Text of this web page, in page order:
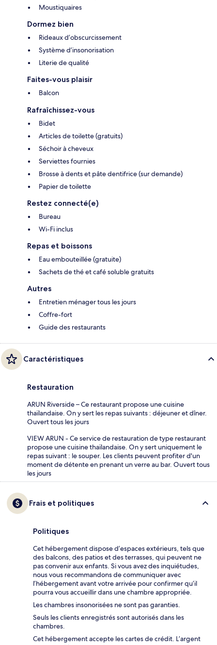
Moustiquaires
Dormez bien
Rideaux d’obscurcissement
Système d’insonorisation
Literie de qualité
Faites-vous plaisir
Balcon
Rafraîchissez-vous
Bidet
Articles de toilette (gratuits)
Séchoir à cheveux
Serviettes fournies
Brosse à dents et pâte dentifrice (sur demande)
Papier de toilette
Restez connecté(e)
Bureau
Wi-Fi inclus
Repas et boissons
Eau embouteillée (gratuite)
Sachets de thé et café soluble gratuits
Autres
Entretien ménager tous les jours
Coffre-fort
Guide des restaurants
Caractéristiques
Restauration
ARUN Riverside – Ce restaurant propose une cuisine
thaïlandaise. On y sert les repas suivants : déjeuner et dîner.
Ouvert tous les jours
VIEW ARUN - Ce service de restauration de type restaurant
propose une cuisine thaïlandaise. On y sert uniquement le
repas suivant : le souper. Les clients peuvent profiter d'un
moment de détente en prenant un verre au bar. Ouvert tous
les jours
Frais et politiques
Politiques
Cet hébergement dispose d’espaces extérieurs, tels que
des balcons, des patios et des terrasses, qui peuvent ne
pas convenir aux enfants. Si vous avez des inquiétudes,
nous vous recommandons de communiquer avec
l’hébergement avant votre arrivée pour confirmer qu’il
pourra vous accueillir dans une chambre appropriée.
Les chambres insonorisées ne sont pas garanties.
Seuls les clients enregistrés sont autorisés dans les
chambres.
Cet hébergement accepte les cartes de crédit. L’argent